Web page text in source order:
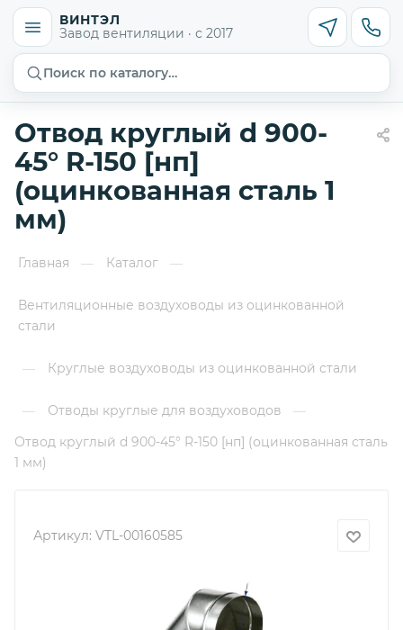
ВИНТЭЛ
Завод вентиляции · с 2017
Поиск по каталогу…
Отвод круглый d 900-
45° R-150 [нп]
(оцинкованная сталь 1
мм)
Главная — Каталог —
Вентиляционные воздуховоды из оцинкованной
стали
— Круглые воздуховоды из оцинкованной стали
— Отводы круглые для воздуховодов
—
Отвод круглый d 900-45° R-150 [нп] (оцинкованная сталь
1 мм)
Артикул: VTL-00160585